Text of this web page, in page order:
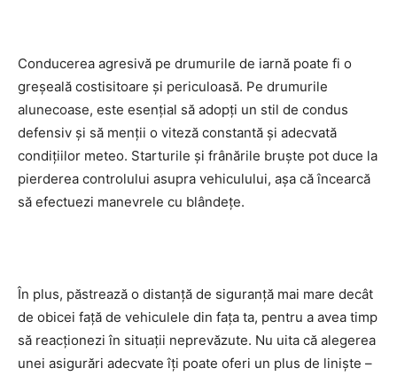
Conducerea agresivă pe drumurile de iarnă poate fi o
greșeală costisitoare și periculoasă. Pe drumurile
alunecoase, este esențial să adopți un stil de condus
defensiv și să menții o viteză constantă și adecvată
condițiilor meteo. Starturile și frânările bruște pot duce la
pierderea controlului asupra vehiculului, așa că încearcă
să efectuezi manevrele cu blândețe.
În plus, păstrează o distanță de siguranță mai mare decât
de obicei față de vehiculele din fața ta, pentru a avea timp
să reacționezi în situații neprevăzute. Nu uita că alegerea
unei asigurări adecvate îți poate oferi un plus de liniște –